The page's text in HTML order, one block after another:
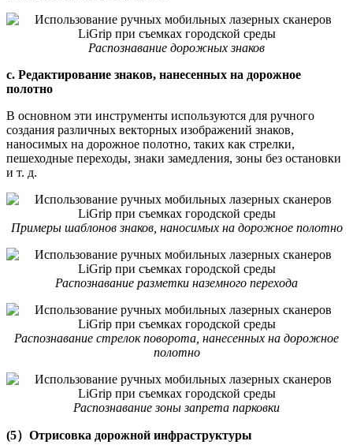
Распознавание дорожных знаков
c. Редактирование знаков, нанесенных на дорожное
полотно
В основном эти инструменты используются для ручного
создания различных векторных изображений знаков,
наносимых на дорожное полотно, таких как стрелки,
пешеходные переходы, знаки замедления, зоны без остановки
и т. д.
Примеры шаблонов знаков, наносимых на дорожное полотно
Распознавание разметки наземного перехода
Распознавание стрелок поворота, нанесенных на дорожное
полотно
Распознавание зоны запрета парковки
(5）Отрисовка дорожной инфраструктуры